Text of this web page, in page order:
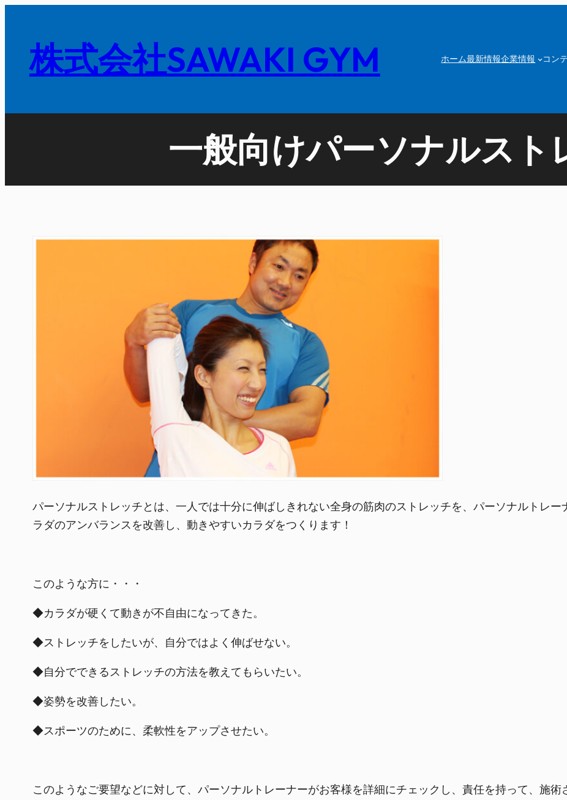
株式会社SAWAKI GYM ホーム最新情報企業情報 コン
一般向けパーソナルスト
パーソナルストレッチとは、一人では十分に伸ばしきれない全身の筋肉のストレッチを、パーソナルトレ
ラダのアンバランスを改善し、動きやすいカラダをつくります！
このような方に・・・
◆カラダが硬くて動きが不自由になってきた。
◆ストレッチをしたいが、自分ではよく伸ばせない。
◆自分でできるストレッチの方法を教えてもらいたい。
◆姿勢を改善したい。
◆スポーツのために、柔軟性をアップさせたい。
このようなご要望などに対して、パーソナルトレーナーがお客様を詳細にチェックし、責任を持って、施術